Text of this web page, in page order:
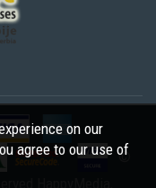
©
on our
agree to our use of